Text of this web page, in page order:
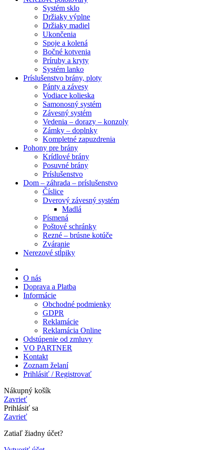
Systém sklo
Držiaky výplne
Držiaky madiel
Ukončenia
Spoje a kolená
Bočné kotvenia
Príruby a kryty
Systém lanko
Príslušenstvo brány, ploty
Pánty a závesy
Vodiace kolieska
Samonosný systém
Závesný systém
Vedenia – dorazy – konzoly
Zámky – doplnky
Kompletné zapuzdrenia
Pohony pre brány
Krídlové brány
Posuvné brány
Príslušenstvo
Dom – záhrada – príslušenstvo
Číslice
Dverový závesný systém
Madlá
Písmená
Poštové schránky
Rezné – brúsne kotúče
Zváranie
Nerezové stĺpiky
O nás
Doprava a Platba
Informácie
Obchodné podmienky
GDPR
Reklamácie
Reklamácia Online
Odstúpenie od zmluvy
VO PARTNER
Kontakt
Zoznam želaní
Prihlásiť / Registrovať
Nákupný košík
Zavrieť
Prihlásiť sa
Zavrieť
Zatiaľ žiadny účet?